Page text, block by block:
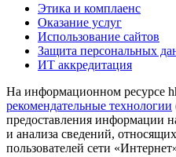
Этика и комплаенс
Оказание услуг
Использование сайтов
Защита персональных
ИТ аккредитация
На информационном ресурсе
рекомендательные технологии
предоставления информации
и анализа сведений,
пользователей сети